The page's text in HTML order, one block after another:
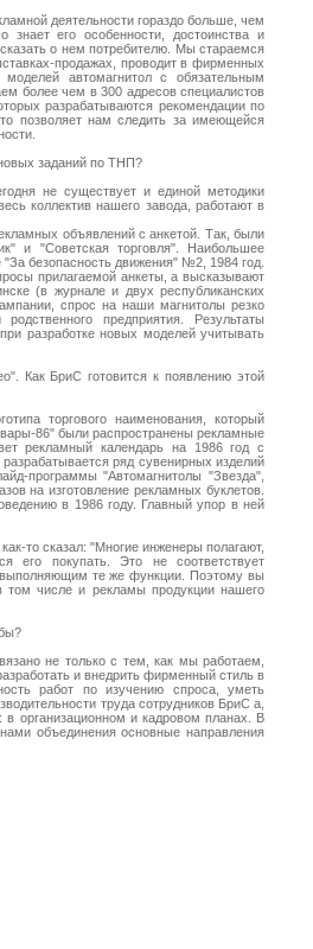
деятельности гораздо больше, чем
его особенности, достоинства и
о нем потребителю. Мы стараемся
продажах, проводит в фирменных
автомагнитол с обязательным
более чем в 300 адресов специалистов
разрабатываются рекомендации по
позволяет нам следить за имеющейся
заданий по ТНП?
не существует и единой методики
коллектив нашего завода, работают в
объявлений с анкетой. Так, были
и "Советская торговля". Наибольшее
безопасность движения" №2, 1984 год.
прилагаемой анкеты, а высказывают
(в журнале и двух республиканских
спрос на наши магнитолы резко
предприятия. Результаты
разработке новых моделей учитывать
Как БриС готовится к появлению этой
торгового наименования, который
86" были распространены рекламные
рекламный календарь на 1986 год с
ряд сувенирных изделий
программы "Автомагнитолы "Звезда",
на изготовление рекламных буклетов.
в 1986 году. Главный упор в ней
то сказал: "Многие инженеры полагают,
его покупать. Это не соответствует
выполняющим те же функции. Поэтому вы
числе и рекламы продукции нашего
не только с тем, как мы работаем,
и внедрить фирменный стиль в
работ по изучению спроса, уметь
труда сотрудников БриС а,
организационном и кадровом планах. В
объединения основные направления